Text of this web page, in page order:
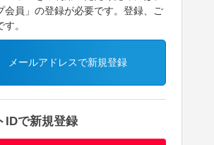
会員」の登録が必要です。登録、ご
。
メールアドレスで新規登録
IDで新規登録